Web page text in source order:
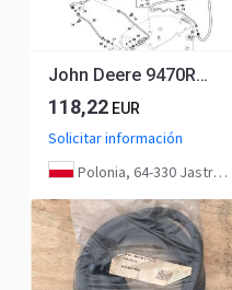
John Deere 9470RX - Wiązka przewodów podwozia RE582494 (Hamulec)
118,22 EUR
Solicitar información
Polonia, 64-330 Jastrzębniki